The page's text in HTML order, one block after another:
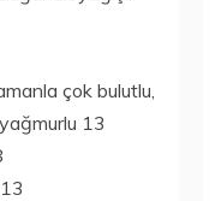
çok bulutlu,
13